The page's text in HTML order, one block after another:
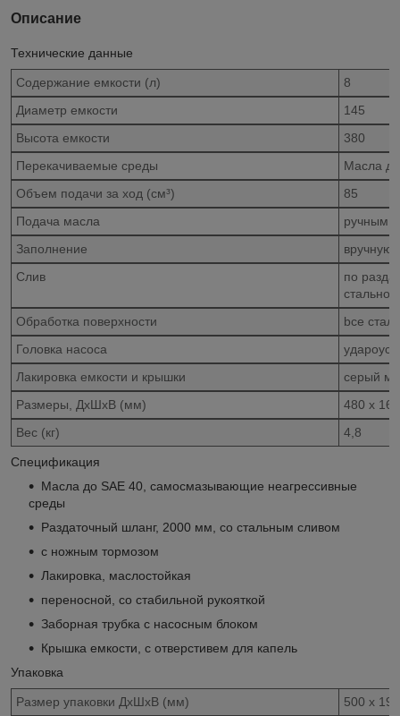
Описание
Технические данные
Содержание емкости (л)
8
Диаметр емкости
145
Высота емкости
380
Перекачиваемые среды
Масла
Объем подачи за ход (cм³)
85
Подача масла
ручным
Заполнение
Слив
по
Обработка поверхности
bсе
Головка насоса
Лакировка емкости и крышки
серый
Размеры, ДхШхВ (мм)
480 x
Вес (кг)
4,8
Спецификация
Масла до SAE 40, самосмазывающие неагрессивные
среды
Раздаточный шланг, 2000 мм, со стальным сливом
с ножным тормозом
Лакировка, маслостойкая
переносной, со стабильной рукояткой
Заборная трубка с насосным блоком
Крышка емкости, с отверстивем для капель
Упаковка
Размер упаковки ДхШхВ (мм)
500 x